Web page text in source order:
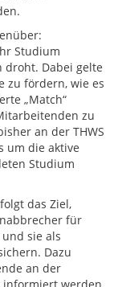
Studium
droht. Dabei gelte
zu fördern, wie es
„Match“
zu
an der THWS
um die aktive
Studium
das Ziel,
für
sie als
Dazu
an der